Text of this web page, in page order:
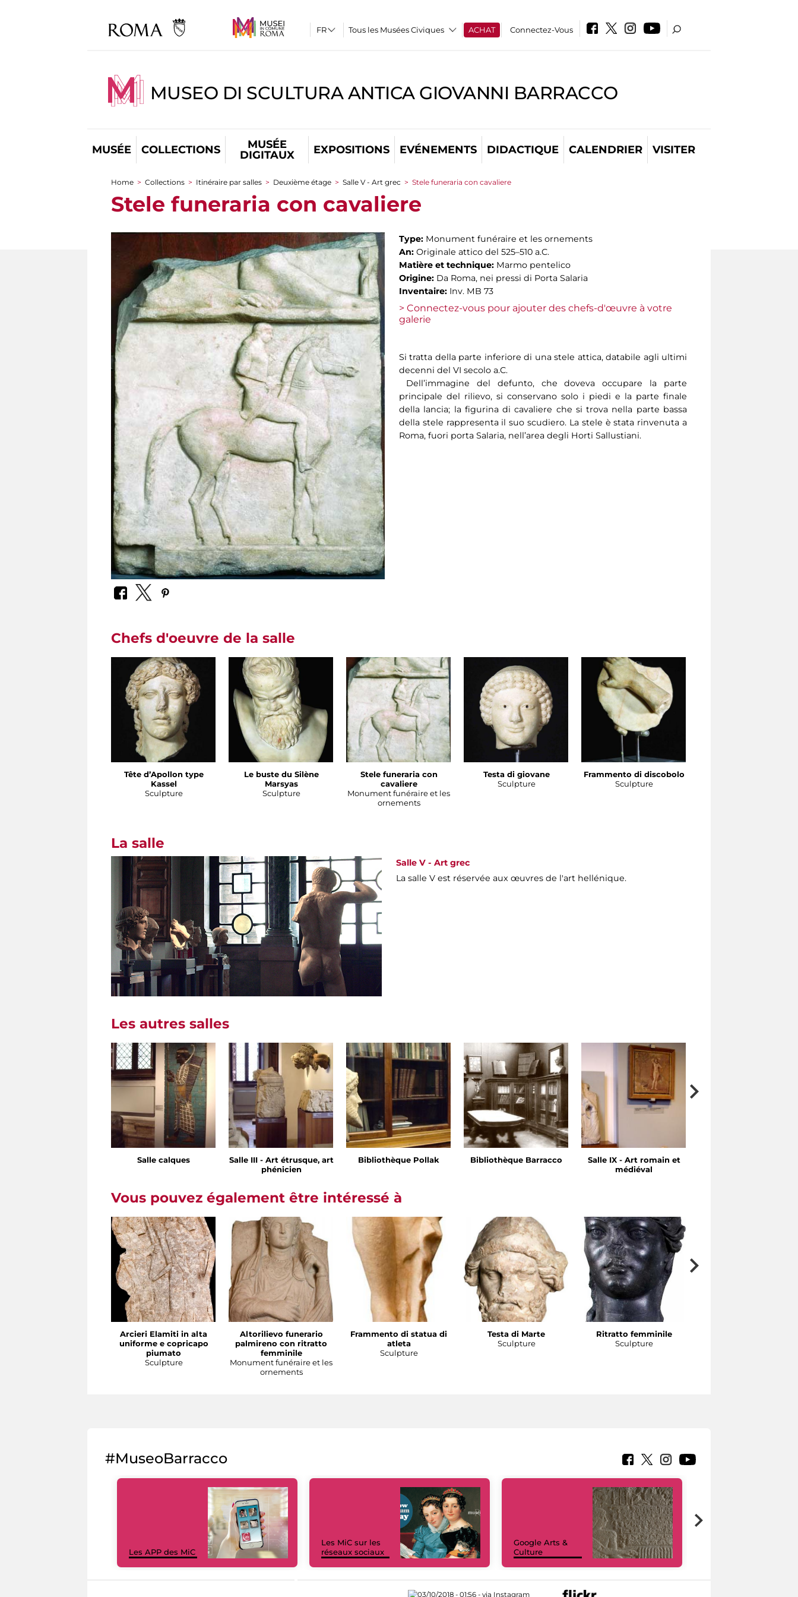
Tous les Musées Civiques ACHAT Connectez-Vous
MUSEO DI SCULTURA ANTICA GIOVANNI BARRACCO
MUSÉE COLLECTIONS
MUSÉE
DIGITAUX
EXPOSITIONS EVÉNEMENTS DIDACTIQUE CALENDRIER VISITER
You are here
Home > Collections > Itinéraire par salles > Deuxième étage > Salle V - Art grec > Stele funeraria con cavaliere
Stele funeraria con cavaliere
Type: Monument funéraire et les ornements
An: Originale attico del 525–510 a.C.
Matière et technique: Marmo pentelico
Origine: Da Roma, nei pressi di Porta Salaria
Inventaire: Inv. MB 73
> Connectez-vous pour ajouter des chefs-d'œuvre à votre
galerie
Si tratta della parte inferiore di una stele attica, databile agli ultimi
decenni del VI secolo a.C.
Dell’immagine del defunto, che doveva occupare la parte
principale del rilievo, si conservano solo i piedi e la parte finale
della lancia; la figurina di cavaliere che si trova nella parte bassa
della stele rappresenta il suo scudiero. La stele è stata rinvenuta a
Roma, fuori porta Salaria, nell’area degli Horti Sallustiani.
Chefs d'oeuvre de la salle
Tête d’Apollon type
Kassel
Sculpture
Le buste du Silène
Marsyas
Sculpture
Stele funeraria con
cavaliere
Monument funéraire et les
ornements
Testa di giovane
Sculpture
Frammento di discobolo
Sculpture
La salle
Salle V - Art grec
La salle V est réservée aux œuvres de l'art hellénique.
Les autres salles
Salle calques
Salle III - Art étrusque, art
phénicien
Bibliothèque Pollak Bibliothèque Barracco
Salle IX - Art romain et
médiéval
Vous pouvez également être intéressé à
Arcieri Elamiti in alta
uniforme e copricapo
piumato
Sculpture
Altorilievo funerario
palmireno con ritratto
femminile
Monument funéraire et les
ornements
Frammento di statua di
atleta
Sculpture
Testa di Marte
Sculpture
Ritratto femminile
Sculpture
#MuseoBarracco
Les APP des MiC
Les MiC sur les
réseaux sociaux
Google Arts &
Culture